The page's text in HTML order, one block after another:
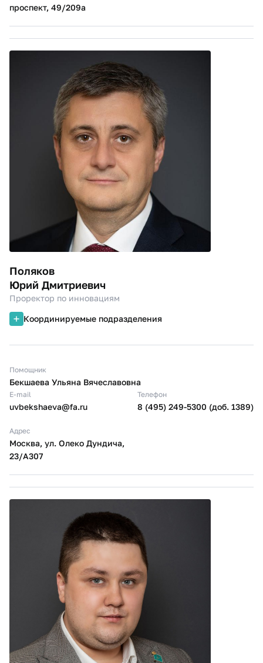
проспект, 49/209а
Поляков
Юрий Дмитриевич
Проректор по инновациям
Координируемые подразделения
Помощник
Бекшаева Ульяна Вячеславовна
E-mail
uvbekshaeva@fa.ru
Телефон
8 (495) 249-5300 (доб. 1389)
Адрес
Москва, ул. Олеко Дундича,
23/А307